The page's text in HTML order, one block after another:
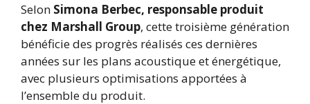
Selon Simona Berbec, responsable produit
chez Marshall Group, cette troisième génération
bénéficie des progrès réalisés ces dernières
années sur les plans acoustique et énergétique,
avec plusieurs optimisations apportées à
l’ensemble du produit.